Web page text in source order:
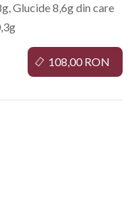
Glucide 8,6g din care